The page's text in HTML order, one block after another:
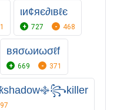
ιи¢яє∂ιвℓє
727 468
вяσωиωσℓf
669 371